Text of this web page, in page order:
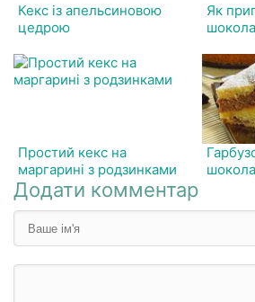
Кекс із апельсиновою
цедрою
Як
Простий кекс на
маргарині з родзинками
Додати комментар